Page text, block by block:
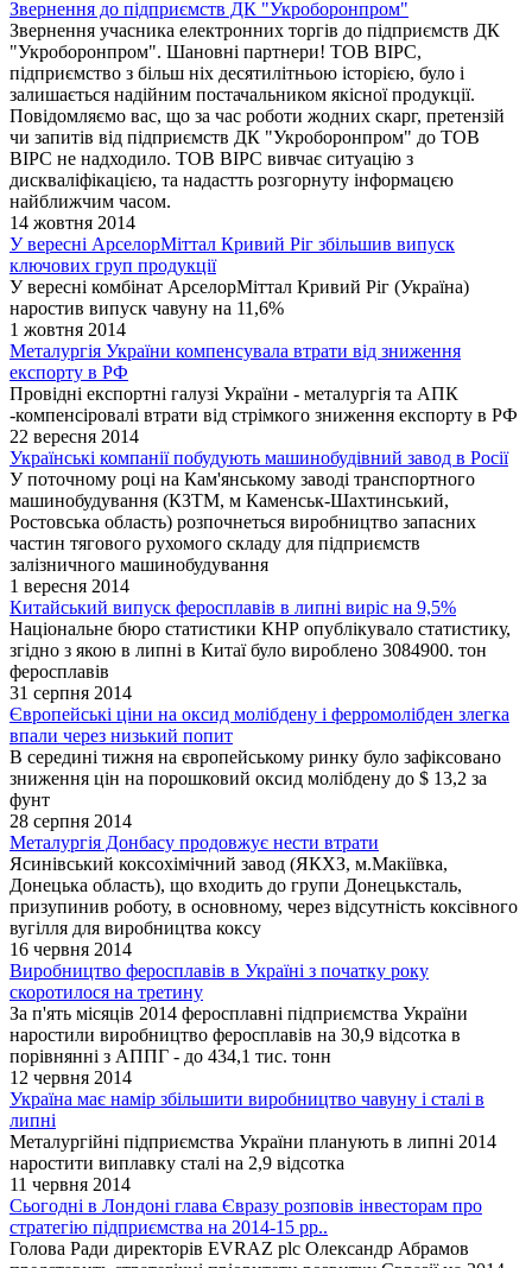
Звернення до підприємств ДК "Укроборонпром"
Звернення учасника електронних торгів до підприємств ДК
"Укроборонпром". Шановні партнери! ТОВ ВІРС,
підприємство з більш ніх десятилітньою історією, було і
залишається надійним постачальником якісної продукції.
Повідомляємо вас, що за час роботи жодних скарг, претензій
чи запитів від підприємств ДК "Укроборонпром" до ТОВ
ВІРС не надходило. ТОВ ВІРС вивчає ситуацію з
дискваліфікацією, та надастть розгорнуту інформацєю
найближчим часом.
14 жовтня 2014
У вересні АрселорМіттал Кривий Ріг збільшив випуск
ключових груп продукції
У вересні комбінат АрселорМіттал Кривий Ріг (Україна)
наростив випуск чавуну на 11,6%
1 жовтня 2014
Металургія України компенсувала втрати від зниження
експорту в РФ
Провідні експортні галузі України - металургія та АПК
-компенсіровалі втрати від стрімкого зниження експорту в РФ
22 вересня 2014
Українські компанії побудують машинобудівний завод в Росії
У поточному році на Кам'янському заводі транспортного
машинобудування (КЗТМ, м Каменськ-Шахтинський,
Ростовська область) розпочнеться виробництво запасних
частин тягового рухомого складу для підприємств
залізничного машинобудування
1 вересня 2014
Китайський випуск феросплавів в липні виріс на 9,5%
Національне бюро статистики КНР опублікувало статистику,
згідно з якою в липні в Китаї було вироблено 3084900. тон
феросплавів
31 серпня 2014
Європейські ціни на оксид молібдену і ферромолібден злегка
впали через низький попит
В середині тижня на європейському ринку було зафіксовано
зниження цін на порошковий оксид молібдену до $ 13,2 за
фунт
28 серпня 2014
Металургія Донбасу продовжує нести втрати
Ясинівський коксохімічний завод (ЯКХЗ, м.Макіївка,
Донецька область), що входить до групи Донецьксталь,
призупинив роботу, в основному, через відсутність коксівного
вугілля для виробництва коксу
16 червня 2014
Виробництво феросплавів в Україні з початку року
скоротилося на третину
За п'ять місяців 2014 феросплавні підприємства України
наростили виробництво феросплавів на 30,9 відсотка в
порівнянні з АППГ - до 434,1 тис. тонн
12 червня 2014
Україна має намір збільшити виробництво чавуну і сталі в
липні
Металургійні підприємства України планують в липні 2014
наростити виплавку сталі на 2,9 відсотка
11 червня 2014
Сьогодні в Лондоні глава Євразу розповів інвесторам про
стратегію підприємства на 2014-15 рр..
Голова Ради директорів EVRAZ plc Олександр Абрамов